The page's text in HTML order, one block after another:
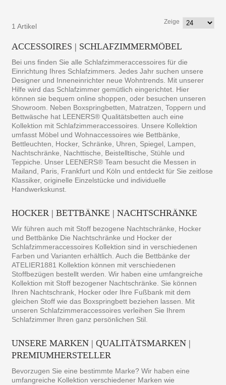
1 Artikel
Zeige
ACCESSOIRES | SCHLAFZIMMERMÖBEL
Bei uns finden Sie alle Schlafzimmeraccessoires für die
Einrichtung Ihres Schlafzimmers. Jedes Jahr suchen unsere
Designer und Inneneinrichter neue Wohntrends. Mit unserer
Hilfe wird das Schlafzimmer gemütlich eingerichtet. Hier
können sie bequem online shoppen, oder besuchen unseren
Showroom. Neben Boxspringbetten, Matratzen, Toppern und
Bettwäsche hat LEENERS® Qualitätsbetten auch eine
Kollektion mit Schlafzimmeraccessoires. Unsere Kollektion
umfasst Möbel und Wohnaccessoires wie Bettbänke,
Bettleuchten, Hocker, Schränke, Uhren, Spiegel, Lampen,
Nachtschränke, Nachttische, Beistelltische, Stühle und
Teppiche. Unser LEENERS® Team besucht die Messen in
Mailand, Paris, Frankfurt und Köln und entdeckt für Sie zeitlose
Klassiker, originelle Einzelstücke und individuelle
Handwerkskunst.
HOCKER | BETTBÄNKE | NACHTSCHRÄNKE
Wir führen auch mit Stoff bezogene Nachtschränke, Hocker
und Bettbänke Die Nachtschränke und Hocker der
Schlafzimmeraccessoires Kollektion sind in verschiedenen
Farben und Varianten erhältlich. Auch die Bettbänke der
ATELIER1881 Kollektion können mit verschiedenen
Stoffbezügen bestellt werden. Wir haben eine umfangreiche
Kollektion mit Stoff bezogener Nachtschränke. Sie können
Ihren Nachtschrank, Hocker oder Ihre Fußbank mit dem
gleichen Stoff wie das Boxspringbett beziehen lassen. Mit
unseren Schlafzimmeraccessoires verleihen Sie Ihrem
Schlafzimmer Ihren ganz persönlichen Stil.
UNSERE MARKEN | QUALITÄTSMARKEN |
PREMIUMHERSTELLER
Bevorzugen Sie eine bestimmte Marke? Wir haben eine
umfangreiche Kollektion verschiedener Marken wie